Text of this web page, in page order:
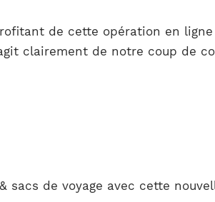
de cette opération en ligne
clairement de notre coup de
sacs de voyage avec cette